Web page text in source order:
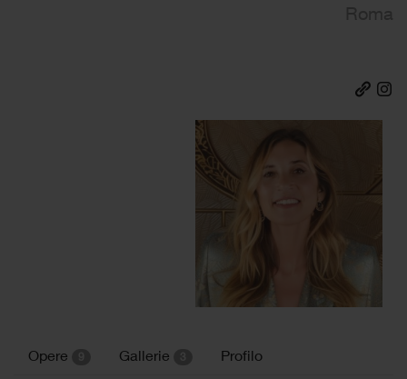
Opere Gallerie Profilo